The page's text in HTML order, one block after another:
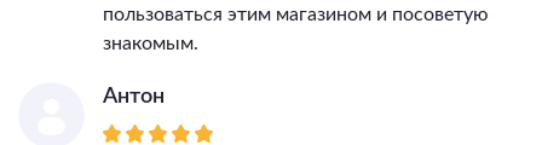
пользоваться этим магазином и посоветую
знакомым.
Антон